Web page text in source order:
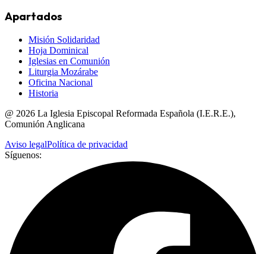
Apartados
Misión Solidaridad
Hoja Dominical
Iglesias en Comunión
Liturgia Mozárabe
Oficina Nacional
Historia
@ 2026 La Iglesia Episcopal Reformada Española (I.E.R.E.),
Comunión Anglicana
Aviso legalPolítica de privacidad
Síguenos: